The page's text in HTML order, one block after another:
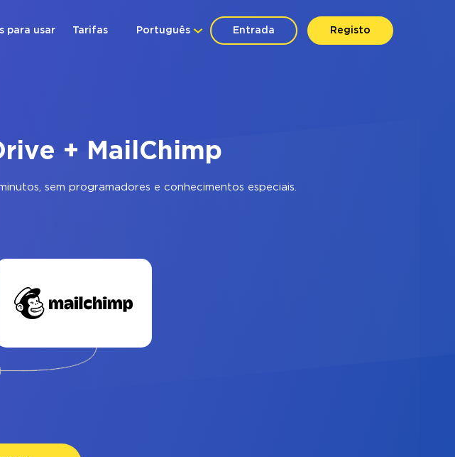
Entrada Registo
Português
para usar Tarifas
+ MailChimp
sem programadores e conhecimentos especiais.